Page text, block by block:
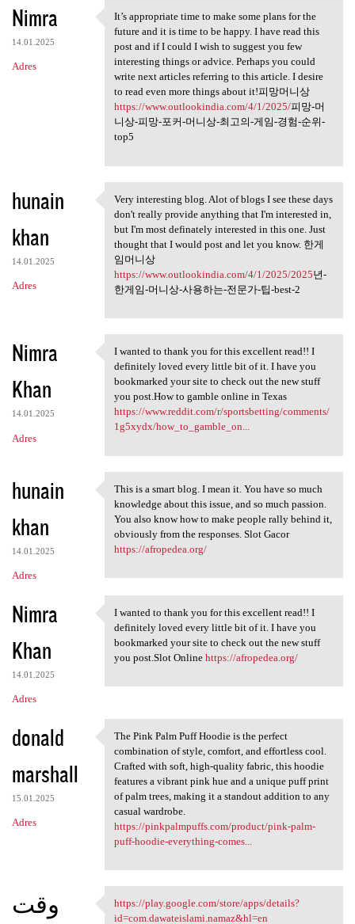
Nimra
14.01.2025
Adres
It’s appropriate time to make
It’s appropriate time to make some plans for the
future and it is time to be happy. I have read this
post and if I could I wish to suggest you few
interesting things or advice. Perhaps you could
write next articles referring to this article. I desire
to read even more things about it!피망머니상
https://www.outlookindia.com/4/1/2025/피망-머
니상-피망-포커-머니상-최고의-게임-경험-순위-
top5
hunain
khan
14.01.2025
Adres
Very interesting blog. Alot
Very interesting blog. Alot of blogs I see these days
don't really provide anything that I'm interested in,
but I'm most definately interested in this one. Just
thought that I would post and let you know. 한게
임머니상
https://www.outlookindia.com/4/1/2025/2025년-
한게임-머니상-사용하는-전문가-팁-best-2
Nimra
Khan
14.01.2025
Adres
I wanted to thank you for
I wanted to thank you for this excellent read!! I
definitely loved every little bit of it. I have you
bookmarked your site to check out the new stuff
you post.How to gamble online in Texas
https://www.reddit.com/r/sportsbetting/comments/
1g5xydx/how_to_gamble_on...
hunain
khan
14.01.2025
Adres
This is a smart blog. I mean
This is a smart blog. I mean it. You have so much
knowledge about this issue, and so much passion.
You also know how to make people rally behind it,
obviously from the responses. Slot Gacor
https://afropedea.org/
Nimra
Khan
14.01.2025
Adres
I wanted to thank you for
I wanted to thank you for this excellent read!! I
definitely loved every little bit of it. I have you
bookmarked your site to check out the new stuff
you post.Slot Online https://afropedea.org/
donald
marshall
15.01.2025
Adres
The Pink Palm Puff Hoodie is
The Pink Palm Puff Hoodie is the perfect
combination of style, comfort, and effortless cool.
Crafted with soft, high-quality fabric, this hoodie
features a vibrant pink hue and a unique puff print
of palm trees, making it a standout addition to any
casual wardrobe.
https://pinkpalmpuffs.com/product/pink-palm-
puff-hoodie-everything-comes...
وقت https://play.google.com/store
https://play.google.com/store/apps/details?
id=com.dawateislami.namaz&hl=en